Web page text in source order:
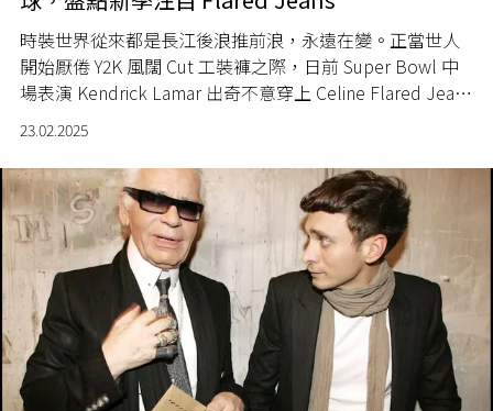
時裝世界從來都是長江後浪推前浪，永遠在變。正當世人
開始厭倦 Y2K 風闊 Cut 工裝褲之際，日前 Super Bowl 中
場表演 Kendrick Lamar 出奇不意穿上 Celine Flared Jeans
次火熱起來，連帶這些 Flared Jeans 、 Boot-cut Jeans
也人氣急升，被全世界潮流人所追捧。除了已經極速 Sold
Out 的 Celine 外，2025 年尚有那些引人關注的喇叭牛仔
褲？現在一於推介多個焦點款式供諸同好。
23.02.2025